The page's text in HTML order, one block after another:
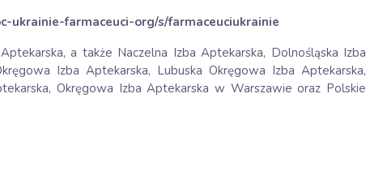
ukrainie-farmaceuci-org/s/farmaceuciukrainie
a także Naczelna Izba Aptekarska, Dolnośląska Izba
Izba Aptekarska, Lubuska Okręgowa Izba Aptekarska,
Okręgowa Izba Aptekarska w Warszawie oraz Polskie